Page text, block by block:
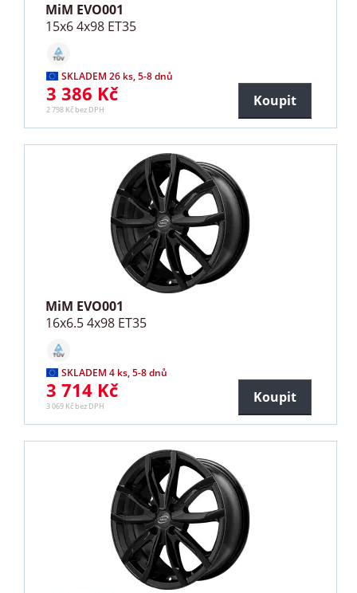
MiM EVO001
15x6 4x98 ET35
SKLADEM 26 ks, 5-8 dnů
3 386 Kč
2 798 Kč bez DPH
Koupit
MiM EVO001
16x6.5 4x98 ET35
SKLADEM 4 ks, 5-8 dnů
3 714 Kč
3 069 Kč bez DPH
Koupit